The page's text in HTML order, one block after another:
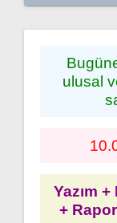
ulusal
Yazım
+